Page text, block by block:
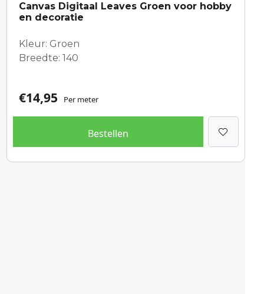
Canvas Digitaal Leaves Groen voor hobby
en decoratie
Kleur: Groen
Breedte: 140
€14,95 Per meter
Bestellen